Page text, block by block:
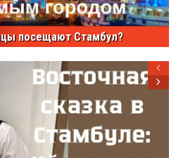
посещают Стамбул?